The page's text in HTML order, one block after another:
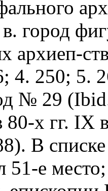
город
архиеп-
4. 250; 5.
№ 29
80-х гг.
В
51-е